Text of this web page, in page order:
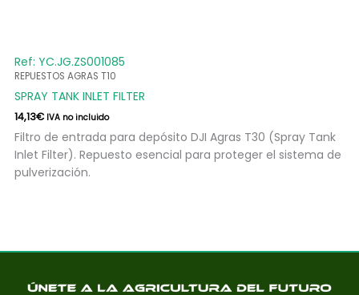
Ref: YC.JG.ZS001085
REPUESTOS AGRAS T10
SPRAY TANK INLET FILTER
14,13€ IVA no incluido
Filtro de entrada para depósito DJI Agras T30 (Spray Tank
Inlet Filter). Repuesto esencial para proteger el sistema de
pulverización.